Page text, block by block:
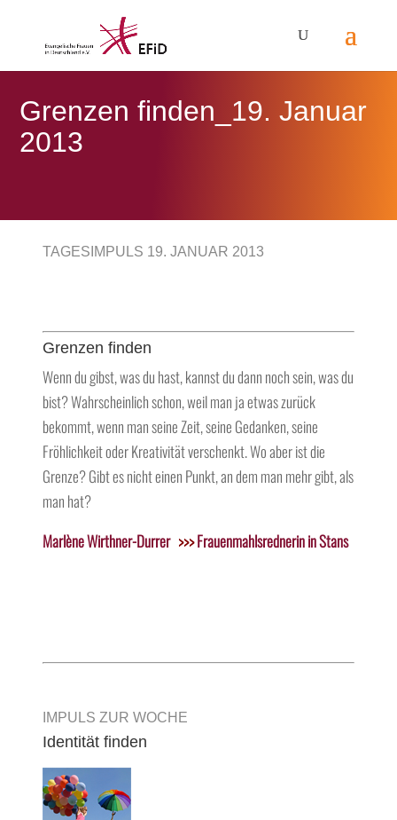
Grenzen finden_19. Januar
2013
TAGESIMPULS 19. JANUAR 2013
Grenzen finden
Wenn du gibst, was du hast, kannst du dann noch sein, was du
bist? Wahrscheinlich schon, weil man ja etwas zurück
bekommt, wenn man seine Zeit, seine Gedanken, seine
Fröhlichkeit oder Kreativität verschenkt. Wo aber ist die
Grenze? Gibt es nicht einen Punkt, an dem man mehr gibt, als
man hat?
Marlène Wirthner-Durrer >>>Frauenmahlsrednerin in Stans
IMPULS ZUR WOCHE
Identität finden